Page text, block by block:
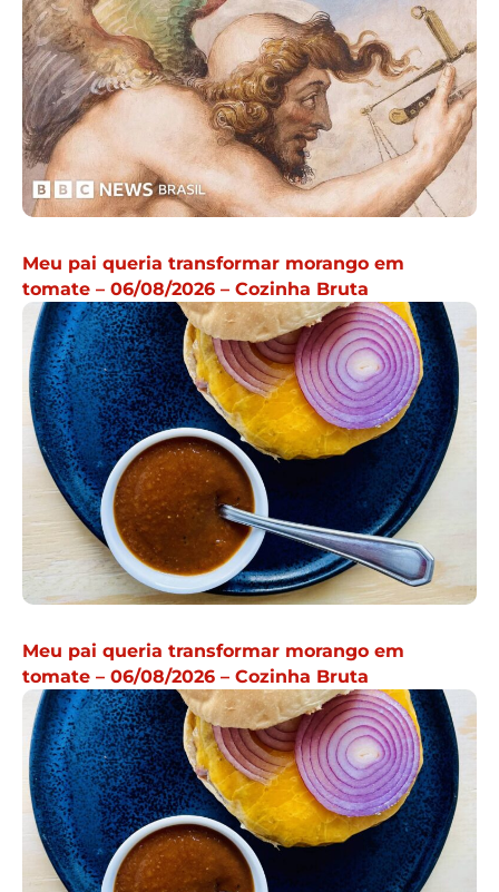
Meu pai queria transformar morango em
tomate – 06/08/2026 – Cozinha Bruta
Meu pai queria transformar morango em
tomate – 06/08/2026 – Cozinha Bruta